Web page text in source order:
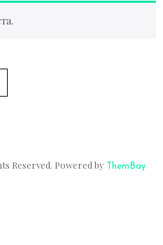
Reserved. Powered by ThemBay